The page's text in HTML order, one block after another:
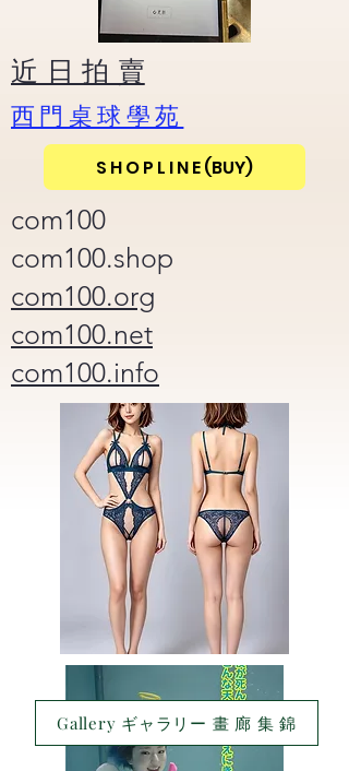
​近 日 拍 賣
​西門桌球學苑
S H O P L I N E (BUY)
com100
com100.shop
com100.org
com100.net
com100.info
Gallery ギャラリー 畫 廊 集 錦